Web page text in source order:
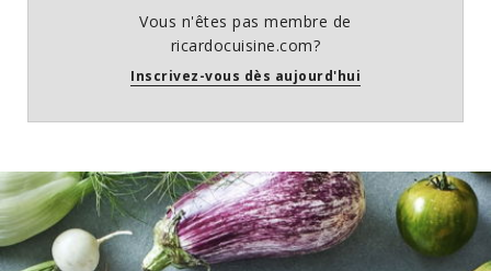
Vous n'êtes pas membre de
ricardocuisine.com?
Inscrivez-vous dès aujourd'hui